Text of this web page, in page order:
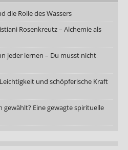
die Rolle des Wassers
Rosenkreutz – Alchemie als
jeder lernen – Du musst nicht
und schöpferische Kraft
gewählt? Eine gewagte spirituelle